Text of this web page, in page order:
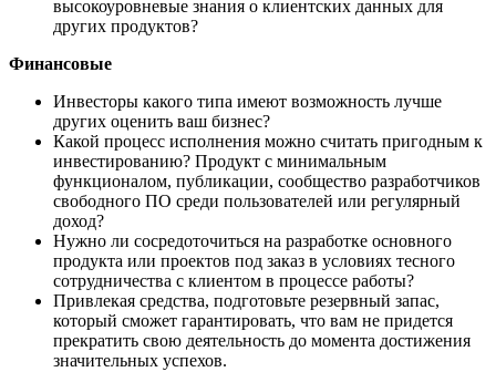
высокоуровневые знания о клиентских данных для
других продуктов?
Финансовые
Инвесторы какого типа имеют возможность лучше
других оценить ваш бизнес?
Какой процесс исполнения можно считать пригодным к
инвестированию? Продукт с минимальным
функционалом, публикации, сообщество разработчиков
свободного ПО среди пользователей или регулярный
доход?
Нужно ли сосредоточиться на разработке основного
продукта или проектов под заказ в условиях тесного
сотрудничества с клиентом в процессе работы?
Привлекая средства, подготовьте резервный запас,
который сможет гарантировать, что вам не придется
прекратить свою деятельность до момента достижения
значительных успехов.